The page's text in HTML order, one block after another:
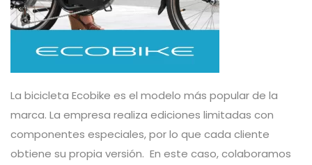
La bicicleta Ecobike es el modelo más popular de la
marca. La empresa realiza ediciones limitadas con
componentes especiales, por lo que cada cliente
obtiene su propia versión. En este caso, colaboramos